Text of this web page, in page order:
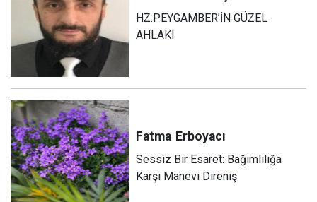
HZ.PEYGAMBER’İN GÜZEL
AHLAKI
Fatma Erboyacı
Sessiz Bir Esaret: Bağımlılığa
Karşı Manevi Direniş